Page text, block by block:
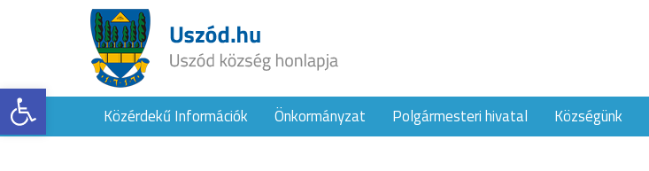
Eszköztár megnyitásaKözérdekű Információk Önkormányzat Polgármesteri hivatal Községünk